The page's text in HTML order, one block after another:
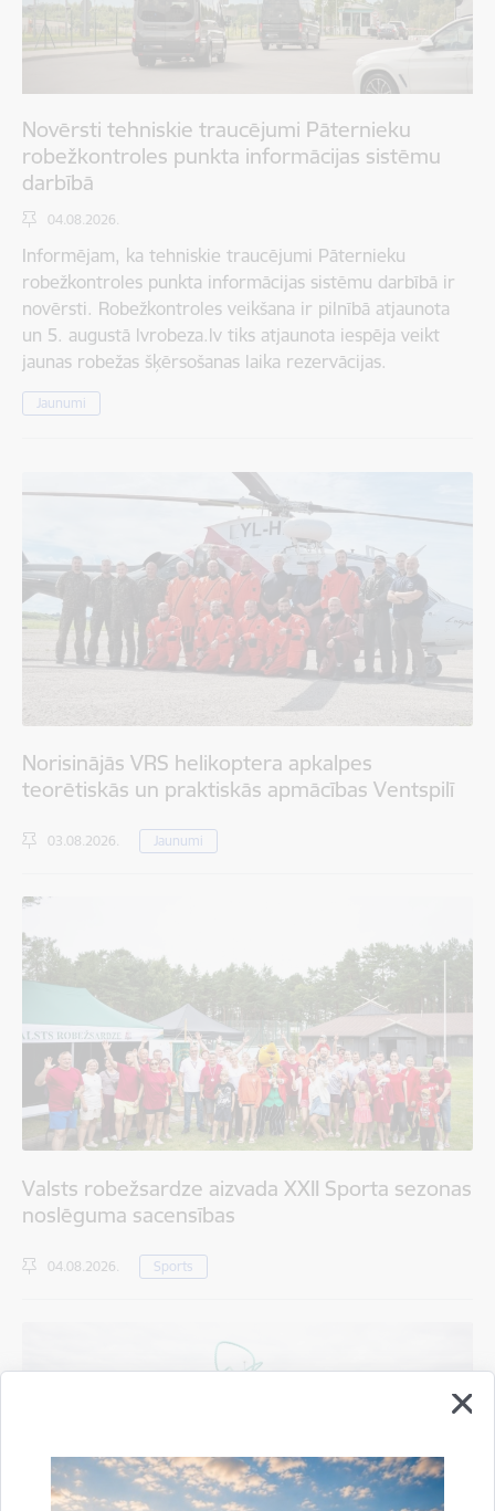
Novērsti tehniskie traucējumi Pāternieku
robežkontroles punkta informācijas sistēmu
darbībā
04.08.2026.
Informējam, ka tehniskie traucējumi Pāternieku
robežkontroles punkta informācijas sistēmu darbībā ir
novērsti. Robežkontroles veikšana ir pilnībā atjaunota
un 5. augustā lvrobeza.lv tiks atjaunota iespēja veikt
jaunas robežas šķērsošanas laika rezervācijas.
Jaunumi
Norisinājās VRS helikoptera apkalpes
teorētiskās un praktiskās apmācības Ventspilī
03.08.2026. Jaunumi
Valsts robežsardze aizvada XXII Sporta sezonas
noslēguma sacensības
04.08.2026. Sports